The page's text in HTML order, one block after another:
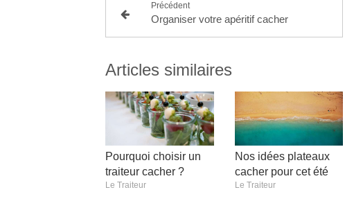
Précédent
Organiser votre apéritif cacher
Articles similaires
Pourquoi choisir un
traiteur cacher ?
Le Traiteur
Nos idées plateaux
cacher pour cet été
Le Traiteur